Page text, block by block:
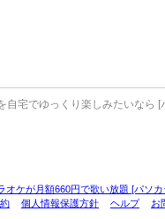
自宅でゆっくり楽しみたいなら [
オケが月額660円で歌い放題 [パソ
個人情報保護方針 ヘルプ お